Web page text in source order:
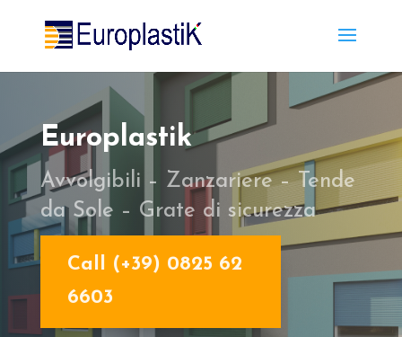
Europlastik
Avvolgibili – Zanzariere – Tende
da Sole – Grate di sicurezza
Call (+39) 0825 62
6603